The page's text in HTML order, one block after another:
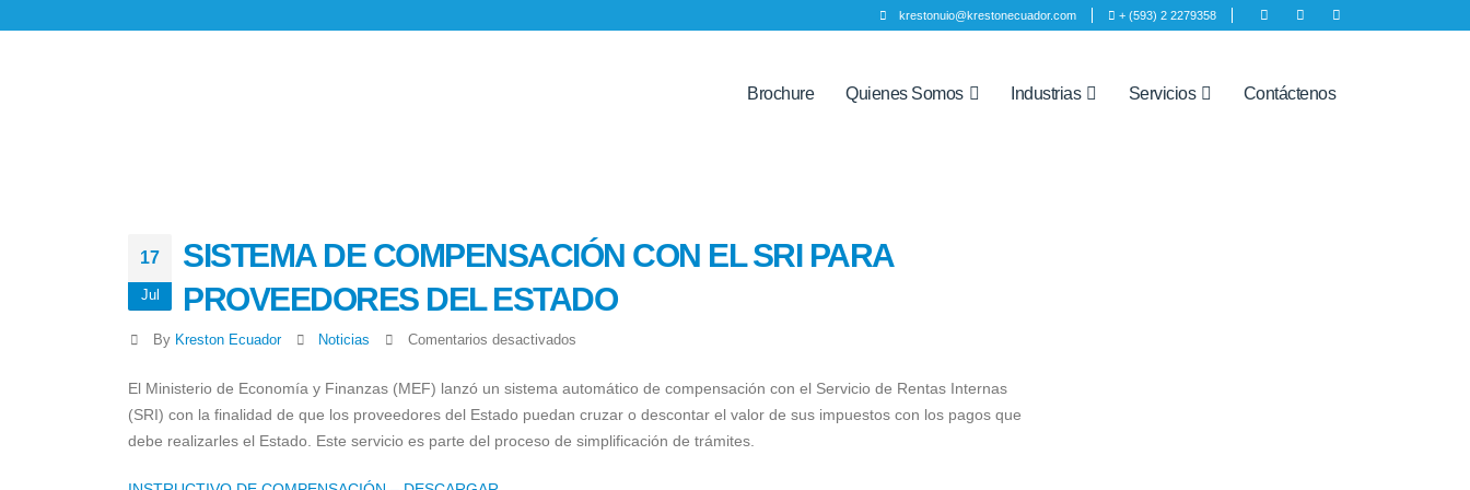
krestonuio@krestonecuador.com + (593) 2 2279358
Brochure Quienes Somos Industrias Servicios Contáctenos
17
Jul
SISTEMA DE COMPENSACIÓN CON EL SRI PARA
PROVEEDORES DEL ESTADO
By Kreston Ecuador Noticias Comentarios desactivadosen
DE
COMPENSACIÓN
CON
El Ministerio de Economía y Finanzas (MEF) lanzó un sistema automático de compensación con el Servicio de Rentas Internas
(SRI) con la finalidad de que los proveedores del Estado puedan cruzar o descontar el valor de sus impuestos con los pagos que
debe realizarles el Estado. Este servicio es parte del proceso de simplificación de trámites.